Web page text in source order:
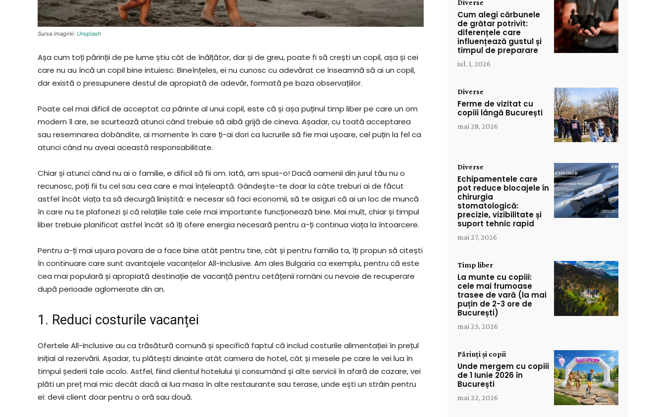
Sursa imaginii: Unsplash
Așa cum toți părinții de pe lume știu cât de înălțător, dar și de greu, poate fi să crești un copil, așa și cei
care nu au încă un copil bine intuiesc. Bineînțeles, ei nu cunosc cu adevărat ce înseamnă să ai un copil,
dar există o presupunere destul de apropiată de adevăr, formată pe baza observațiilor.
Poate cel mai dificil de acceptat ca părinte al unui copil, este că și așa puținul timp liber pe care un om
modern îl are, se scurtează atunci când trebuie să aibă grijă de cineva. Așadar, cu toată acceptarea
sau resemnarea dobândite, ai momente în care ți-ai dori ca lucrurile să fie mai ușoare, cel puțin la fel ca
atunci când nu aveai această responsabilitate.
Chiar și atunci când nu ai o familie, e dificil să fii om. Iată, am spus-o! Dacă oamenii din jurul tău nu o
recunosc, poți fii tu cel sau cea care e mai înțeleaptă. Gândește-te doar la câte treburi ai de făcut
astfel încât viața ta să decurgă liniștită: e necesar să faci economii, să te asiguri că ai un loc de muncă
în care nu te plafonezi și că relațiile tale cele mai importante funcționează bine. Mai mult, chiar și timpul
liber trebuie planificat astfel încât să îți ofere energia necesară pentru a-ți continua viața la întoarcere.
Pentru a-ți mai ușura povara de a face bine atât pentru tine, cât și pentru familia ta, îți propun să citești
în continuare care sunt avantajele vacanțelor All-Inclusive. Am ales Bulgaria ca exemplu, pentru că este
cea mai populară și apropiată destinație de vacanță pentru cetățenii români cu nevoie de recuperare
după perioade aglomerate din an.
1. Reduci costurile vacanței
Ofertele All-Inclusive au ca trăsătură comună și specifică faptul că includ costurile alimentației în prețul
inițial al rezervării. Așadar, tu plătești dinainte atât camera de hotel, cât și mesele pe care le vei lua în
timpul șederii tale acolo. Astfel, fiind clientul hotelului și consumând și alte servicii în afară de cazare, vei
plăti un preț mai mic decât dacă ai lua masa în alte restaurante sau terase, unde ești un străin pentru
ei: devii client doar pentru o oră sau două.
Diverse
Cum alegi cărbunele
de grătar potrivit:
diferențele care
influențează gustul și
timpul de preparare
iul. 1, 2026
Diverse
Ferme de vizitat cu
copiii lângă București
mai 28, 2026
Diverse
Echipamentele care
pot reduce blocajele în
chirurgia
stomatologică:
precizie, vizibilitate și
suport tehnic rapid
mai 27, 2026
Timp liber
La munte cu copiii:
cele mai frumoase
trasee de vară (la mai
puțin de 2-3 ore de
București)
mai 25, 2026
Părinți și copii
Unde mergem cu copiii
de 1 Iunie 2026 în
București
mai 22, 2026